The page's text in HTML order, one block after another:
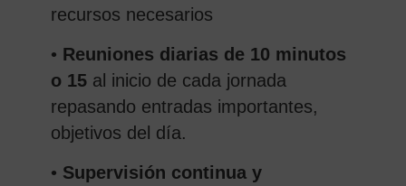
recursos necesarios
• Reuniones diarias de 10 minutos
o 15al inicio de cada jornada
repasando entradas importantes,
objetivos del día.
• Supervisión continua y